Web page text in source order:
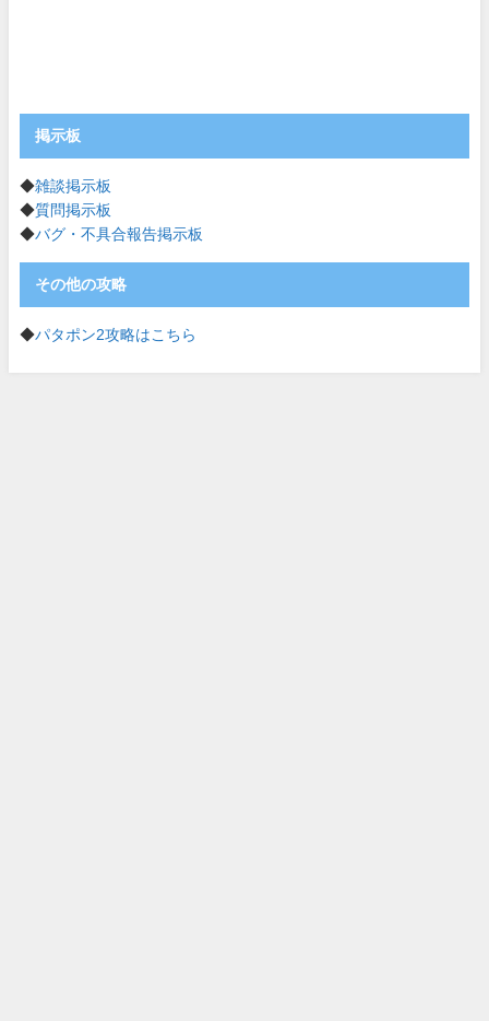
掲示板
◆雑談掲示板
◆質問掲示板
◆バグ・不具合報告掲示板
その他の攻略
◆パタポン2攻略はこちら